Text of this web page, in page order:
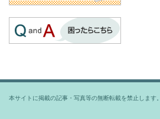
本サイトに掲載の記事・写真等の無断転載を禁止しま